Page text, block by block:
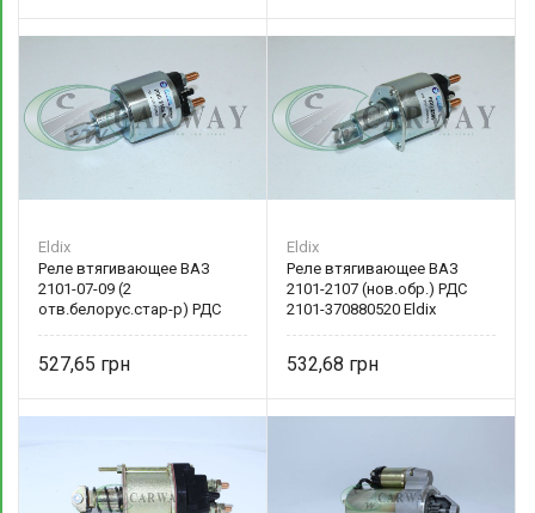
Eldix
Реле втягивающее ВАЗ
2101-07-09 (2
отв.белорус.стар-р) РДС
527,65
Eldix
Реле втягивающее ВАЗ
2101-2107 (нов.обр.) РДС
2101-370880520 Eldix
532,68